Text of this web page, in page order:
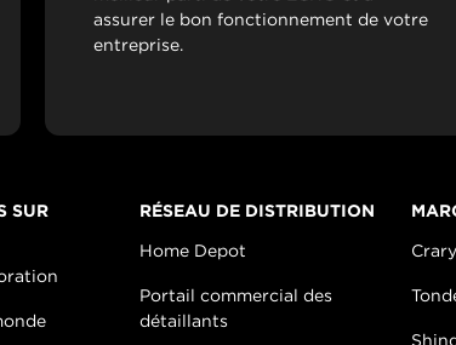
assurer le bon fonctionnement de votre
entreprise.
SUR
RÉSEAU DE DISTRIBUTION
Home Depot
Portail commercial des
détaillants